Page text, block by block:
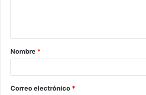
Nombre *
Correo electrónico *